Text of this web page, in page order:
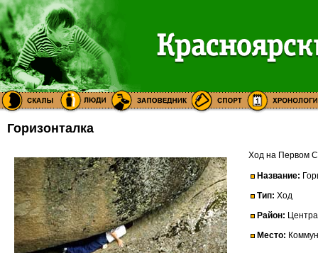
Горизонталка
Ход на Первом
Название:
Тип: Ход
Район:
Место: